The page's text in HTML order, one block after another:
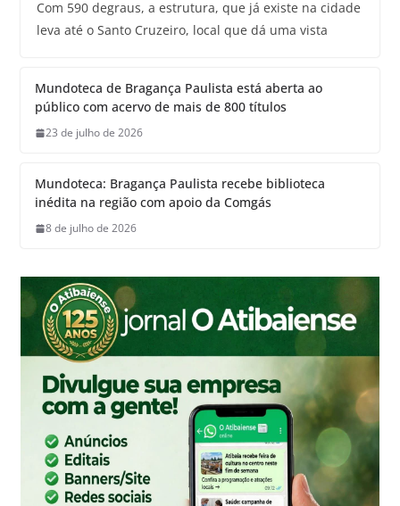
Com 590 degraus, a estrutura, que já existe na cidade
leva até o Santo Cruzeiro, local que dá uma vista
Mundoteca de Bragança Paulista está aberta ao
público com acervo de mais de 800 títulos
23 de julho de 2026
Mundoteca: Bragança Paulista recebe biblioteca
inédita na região com apoio da Comgás
8 de julho de 2026